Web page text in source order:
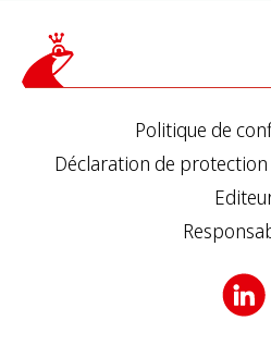
Politique de
Déclaration de